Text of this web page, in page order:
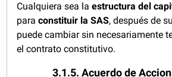
Cualquiera sea laestructura del
paraconstituir la SAS, después de su
puede cambiar sin necesariamente
el contrato constitutivo.
3.1.5. Acuerdo de